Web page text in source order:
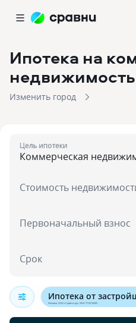
Ипотека на
недвижимость
Изменить город
Цель ипотеки
Стоимость
Первоначальный взнос
Срок
Ипотека от
Реклама. ООО «Сравни.ру». ИНН 7710718303